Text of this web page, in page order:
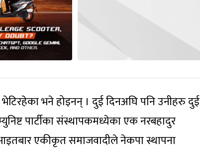
भने होइनन् । दुई दिनअघि पनि उनीहरु दुई
पार्टीका संस्थापकमध्येका एक नरबहादुर
र आइतबार एकीकृत समाजवादीले नेकपा स्थापना